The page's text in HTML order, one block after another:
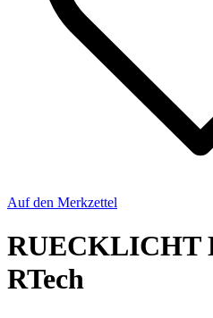
Auf den Merkzettel
RUECKLICHT
RTech